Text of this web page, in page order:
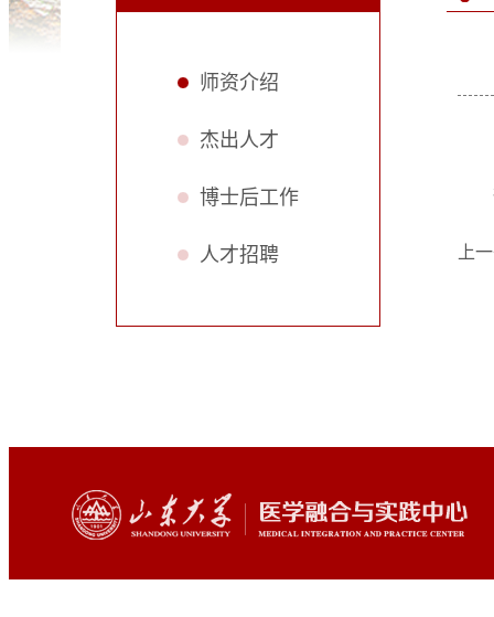
师资介绍
杰出人才
博士后工作
人才招聘 上